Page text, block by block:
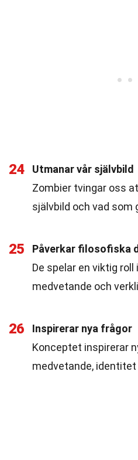
24
Utmanar vår självbild
Zombier tvingar oss
självbild och vad som
25
Påverkar filosofiska
De spelar en viktig
medvetande och
26
Inspirerar nya frågor
Konceptet inspirerar
medvetande, identitet